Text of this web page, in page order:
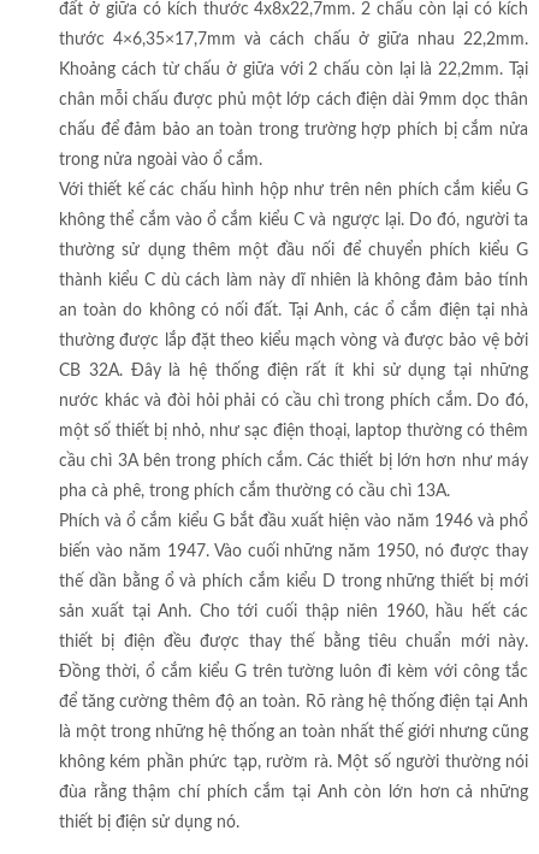
đất ở giữa có kích thước 4x8x22,7mm. 2 chấu còn lại có kích
thước 4×6,35×17,7mm và cách chấu ở giữa nhau 22,2mm.
Khoảng cách từ chấu ở giữa với 2 chấu còn lại là 22,2mm. Tại
chân mỗi chấu được phủ một lớp cách điện dài 9mm dọc thân
chấu để đảm bảo an toàn trong trường hợp phích bị cắm nửa
trong nửa ngoài vào ổ cắm.
Với thiết kế các chấu hình hộp như trên nên phích cắm kiểu G
không thể cắm vào ổ cắm kiểu C và ngược lại. Do đó, người ta
thường sử dụng thêm một đầu nối để chuyển phích kiểu G
thành kiểu C dù cách làm này dĩ nhiên là không đảm bảo tính
an toàn do không có nối đất. Tại Anh, các ổ cắm điện tại nhà
thường được lắp đặt theo kiểu mạch vòng và được bảo vệ bởi
CB 32A. Đây là hệ thống điện rất ít khi sử dụng tại những
nước khác và đòi hỏi phải có cầu chì trong phích cắm. Do đó,
một số thiết bị nhỏ, như sạc điện thoại, laptop thường có thêm
cầu chì 3A bên trong phích cắm. Các thiết bị lớn hơn như máy
pha cà phê, trong phích cắm thường có cầu chì 13A.
Phích và ổ cắm kiểu G bắt đầu xuất hiện vào năm 1946 và phổ
biến vào năm 1947. Vào cuối những năm 1950, nó được thay
thế dần bằng ổ và phích cắm kiểu D trong những thiết bị mới
sản xuất tại Anh. Cho tới cuối thập niên 1960, hầu hết các
thiết bị điện đều được thay thế bằng tiêu chuẩn mới này.
Đồng thời, ổ cắm kiểu G trên tường luôn đi kèm với công tắc
để tăng cường thêm độ an toàn. Rõ ràng hệ thống điện tại Anh
là một trong những hệ thống an toàn nhất thế giới nhưng cũng
không kém phần phức tạp, rườm rà. Một số người thường nói
đùa rằng thậm chí phích cắm tại Anh còn lớn hơn cả những
thiết bị điện sử dụng nó.